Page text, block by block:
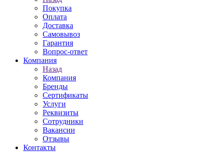
Покупка
Оплата
Доставка
Самовывоз
Гарантия
Вопрос-ответ
Компания
Назад
Компания
Бренды
Сертификаты
Услуги
Реквизиты
Сотрудники
Вакансии
Отзывы
Контакты